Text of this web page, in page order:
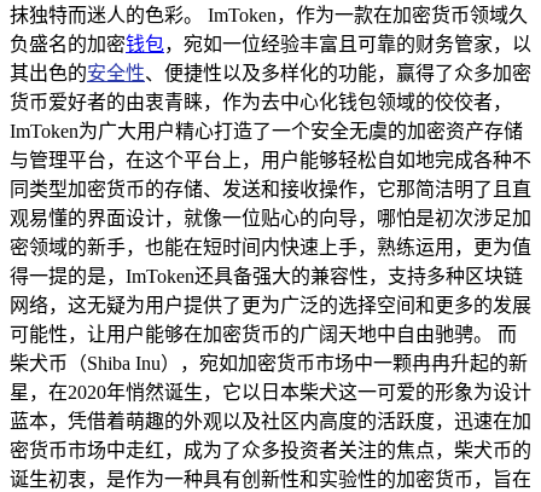
抹独特而迷人的色彩。 ImToken，作为一款在加密货币领域久
负盛名的加密钱包，宛如一位经验丰富且可靠的财务管家，以
其出色的安全性、便捷性以及多样化的功能，赢得了众多加密
货币爱好者的由衷青睐，作为去中心化钱包领域的佼佼者，
ImToken为广大用户精心打造了一个安全无虞的加密资产存储
与管理平台，在这个平台上，用户能够轻松自如地完成各种不
同类型加密货币的存储、发送和接收操作，它那简洁明了且直
观易懂的界面设计，就像一位贴心的向导，哪怕是初次涉足加
密领域的新手，也能在短时间内快速上手，熟练运用，更为值
得一提的是，ImToken还具备强大的兼容性，支持多种区块链
网络，这无疑为用户提供了更为广泛的选择空间和更多的发展
可能性，让用户能够在加密货币的广阔天地中自由驰骋。 而
柴犬币（Shiba Inu），宛如加密货币市场中一颗冉冉升起的新
星，在2020年悄然诞生，它以日本柴犬这一可爱的形象为设计
蓝本，凭借着萌趣的外观以及社区内高度的活跃度，迅速在加
密货币市场中走红，成为了众多投资者关注的焦点，柴犬币的
诞生初衷，是作为一种具有创新性和实验性的加密货币，旨在